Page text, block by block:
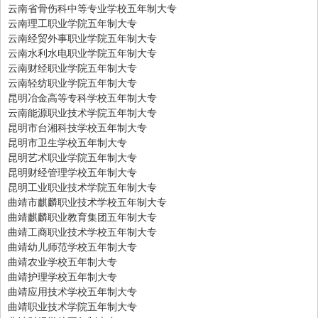
云南省骨伤科中等专业学校五年制大专
云南理工职业学院五年制大专
云南经贸外事职业学院五年制大专
云南水利水电职业学院五年制大专
云南财经职业学院五年制大专
云南轻纺职业学院五年制大专
昆明冶金高等专科学校五年制大专
云南能源职业技术学院五年制大专
昆明市台湘科技学校五年制大专
昆明市卫生学校五年制大专
昆明艺术职业学院五年制大专
昆明财经管理学校五年制大专
昆明工业职业技术学院五年制大专
曲靖市麒麟职业技术学校五年制大专
曲靖麒麟职业教育集团五年制大专
曲靖工商职业技术学校五年制大专
曲靖幼儿师范学校五年制大专
曲靖农业学校五年制大专
曲靖护理学校五年制大专
曲靖应用技术学校五年制大专
曲靖职业技术学院五年制大专